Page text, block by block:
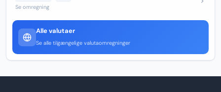
Se omregning
Alle valutaer
Se alle tilgængelige valutaomregninger